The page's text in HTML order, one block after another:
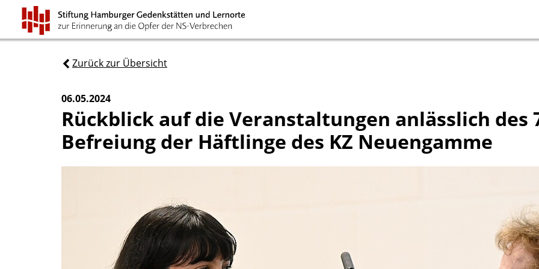
Zurück zur Übersicht
06.05.2024
Rückblick auf die Veranstaltungen anlässlich des
Befreiung der Häftlinge des KZ Neuengamme